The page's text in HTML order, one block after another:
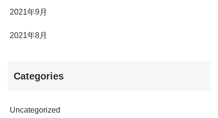
2021年9月
2021年8月
Categories
Uncategorized